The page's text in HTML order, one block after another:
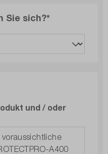
Sie sich?*
und / oder